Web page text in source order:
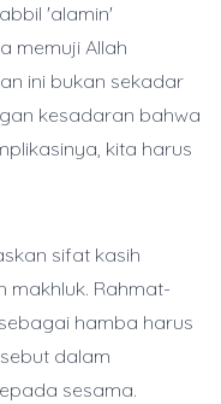
'alamin'
memuji Allah
ini bukan sekadar
kesadaran bahwa
kita harus
sifat kasih
makhluk. Rahmat-
hamba harus
dalam
sesama.